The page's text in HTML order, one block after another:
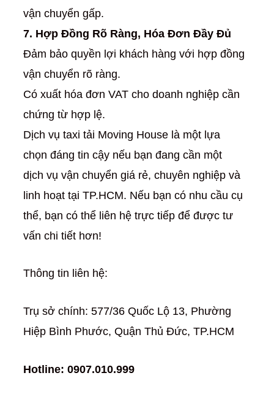
vận chuyển gấp.
7. Hợp Đồng Rõ Ràng, Hóa Đơn Đầy Đủ
Đảm bảo quyền lợi khách hàng với hợp đồng
vận chuyển rõ ràng.
Có xuất hóa đơn VAT cho doanh nghiệp cần
chứng từ hợp lệ.
Dịch vụ taxi tải Moving House là một lựa
chọn đáng tin cậy nếu bạn đang cần một
dịch vụ vận chuyển giá rẻ, chuyên nghiệp và
linh hoạt tại TP.HCM. Nếu bạn có nhu cầu cụ
thể, bạn có thể liên hệ trực tiếp để được tư
vấn chi tiết hơn!
Thông tin liên hệ:
Trụ sở chính: 577/36 Quốc Lộ 13, Phường
Hiệp Bình Phước, Quận Thủ Đức, TP.HCM
Hotline: 0907.010.999